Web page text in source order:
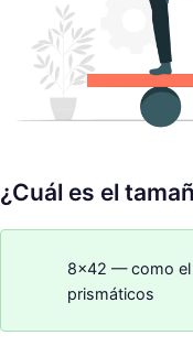
¿Cuál es el
8×42 — como el
prismáticos